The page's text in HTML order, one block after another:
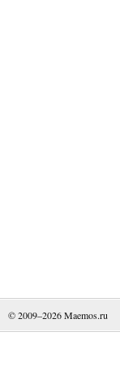
© 2009–2026Maemos.ru